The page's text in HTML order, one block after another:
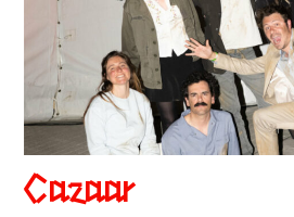
Cazaar